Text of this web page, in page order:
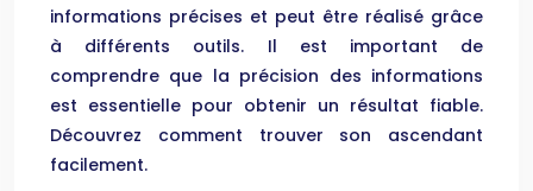
informations précises et peut être réalisé grâce
à différents outils. Il est important de
comprendre que la précision des informations
est essentielle pour obtenir un résultat fiable.
Découvrez comment trouver son ascendant
facilement.